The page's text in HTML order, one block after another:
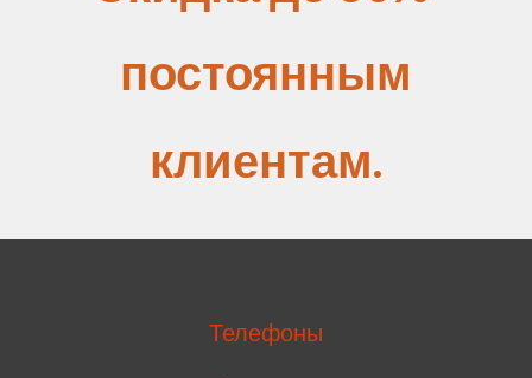
постоянным
клиентам.
Телефоны